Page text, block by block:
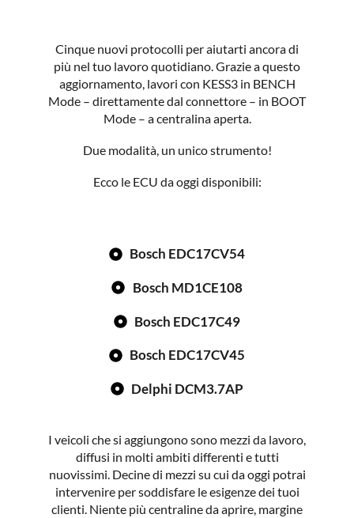
Cinque nuovi protocolli per aiutarti ancora di
più nel tuo lavoro quotidiano. Grazie a questo
aggiornamento, lavori con KESS3 in BENCH
Mode – direttamente dal connettore – in BOOT
Mode – a centralina aperta.
Due modalità, un unico strumento!
Ecco le ECU da oggi disponibili:
Bosch EDC17CV54
Bosch MD1CE108
Bosch EDC17C49
Bosch EDC17CV45
Delphi DCM3.7AP
I veicoli che si aggiungono sono mezzi da lavoro,
diffusi in molti ambiti differenti e tutti
nuovissimi. Decine di mezzi su cui da oggi potrai
intervenire per soddisfare le esigenze dei tuoi
clienti. Niente più centraline da aprire, margine